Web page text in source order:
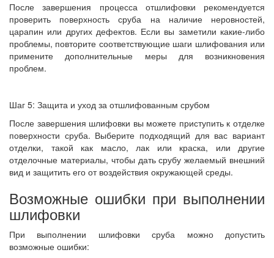
После завершения процесса отшлифовки рекомендуется
проверить поверхность сруба на наличие неровностей,
царапин или других дефектов. Если вы заметили какие-либо
проблемы, повторите соответствующие шаги шлифования или
примените дополнительные меры для возникновения
проблем.
Шаг 5: Защита и уход за отшлифованным срубом
После завершения шлифовки вы можете приступить к отделке
поверхности сруба. Выберите подходящий для вас вариант
отделки, такой как масло, лак или краска, или другие
отделочные материалы, чтобы дать срубу желаемый внешний
вид и защитить его от воздействия окружающей среды.
Возможные ошибки при выполнении
шлифовки
При выполнении шлифовки сруба можно допустить
возможные ошибки: